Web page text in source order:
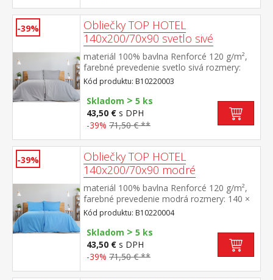
-39%
Obliečky TOP HOTEL
140x200/70x90 svetlo sivé
materiál 100% bavlna Renforcé 120 g/m²,
farebné prevedenie svetlo sivá rozmery:
140 × 200 cm + 70 × 90 cm pevné, odolné,
stálofarebné, nezrážavá úprava, hotelový
uzáver prateľné do 60 °C
Kód produktu: B10220003
Skladom > 5 ks
43,50 € s DPH
-39% 71,50 € **
-39%
Obliečky TOP HOTEL
140x200/70x90 modré
materiál 100% bavlna Renforcé 120 g/m²,
farebné prevedenie modrá rozmery: 140 ×
200 cm + 70 × 90 cm pevné, odolné,
stálofarebné, nezrážavá úprava, hotelový
uzáver prateľné do 60 °C
Kód produktu: B10220004
Skladom > 5 ks
43,50 € s DPH
-39% 71,50 € **